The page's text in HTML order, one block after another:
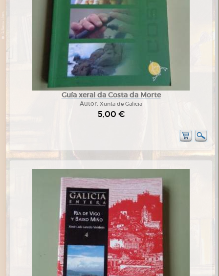
Guía xeral da Costa da Morte
Autor: Xunta de Galicia
5,00 €